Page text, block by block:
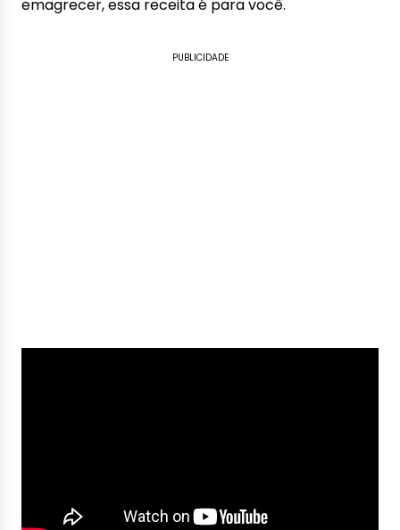
emagrecer, essa receita é para você.
PUBLICIDADE